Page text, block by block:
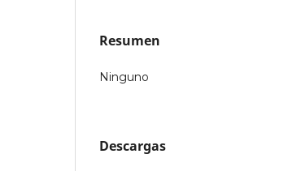
Resumen
Ninguno
Descargas